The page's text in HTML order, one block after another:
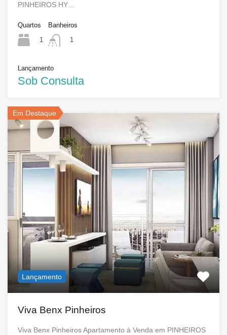
PINHEIROS HY…
Quartos
1
Banheiros
1
Lançamento
Sob Consulta
Em Destaque
Lançamento
Viva Benx Pinheiros
Viva Benx Pinheiros Apartamento à Venda em PINHEIROS